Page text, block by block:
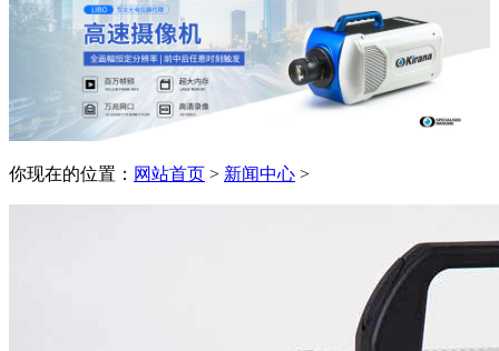
你现在的位置： 网站首页 > 新闻中心 >